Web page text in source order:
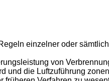
einzelner oder
von
und die Luftzuführung